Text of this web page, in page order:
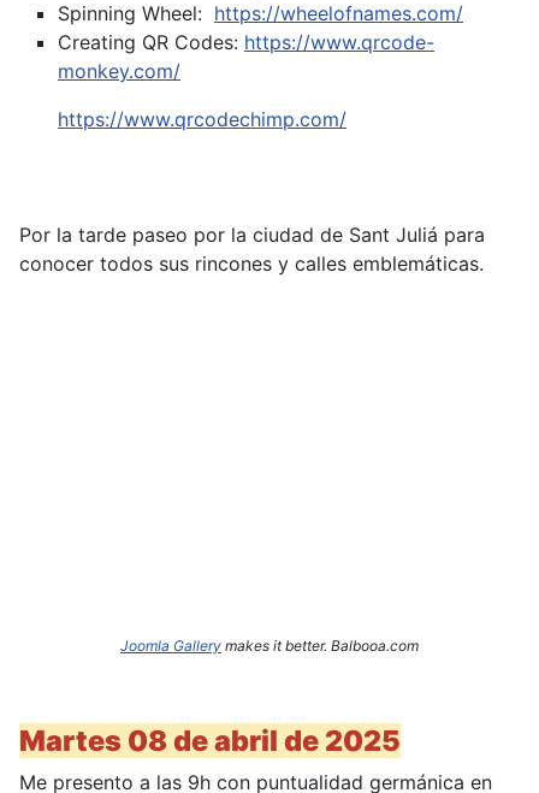
Spinning Wheel: https://wheelofnames.com/
Creating QR Codes: https://www.qrcode-
monkey.com/
https://www.qrcodechimp.com/
Por la tarde paseo por la ciudad de Sant Juliá para
conocer todos sus rincones y calles emblemáticas.
Joomla Gallery makes it better. Balbooa.com
Martes 08 de abril de 2025
Me presento a las 9h con puntualidad germánica en